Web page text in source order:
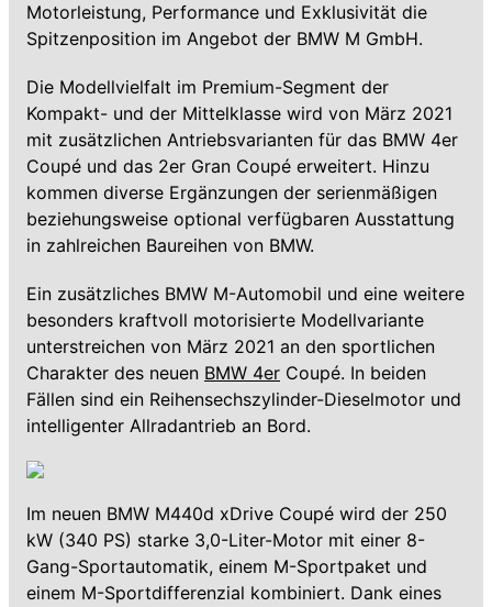
Motorleistung, Performance und Exklusivität die
Spitzenposition im Angebot der BMW M GmbH.
Die Modellvielfalt im Premium-Segment der
Kompakt- und der Mittelklasse wird von März 2021
mit zusätzlichen Antriebsvarianten für das BMW 4er
Coupé und das 2er Gran Coupé erweitert. Hinzu
kommen diverse Ergänzungen der serienmäßigen
beziehungsweise optional verfügbaren Ausstattung
in zahlreichen Baureihen von BMW.
Ein zusätzliches BMW M-Automobil und eine weitere
besonders kraftvoll motorisierte Modellvariante
unterstreichen von März 2021 an den sportlichen
Charakter des neuen BMW 4er Coupé. In beiden
Fällen sind ein Reihensechszylinder-Dieselmotor und
intelligenter Allradantrieb an Bord.
Im neuen BMW M440d xDrive Coupé wird der 250
kW (340 PS) starke 3,0-Liter-Motor mit einer 8-
Gang-Sportautomatik, einem M-Sportpaket und
einem M-Sportdifferenzial kombiniert. Dank eines